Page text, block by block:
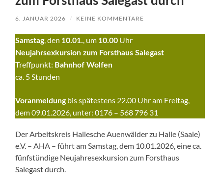
6. JANUAR 2026 / KEINE KOMMENTARE
Samstag, den 10.01. , um 10.00 Uhr
Neujahrsexkursion zum Forsthaus Salegast
Treffpunkt: Bahnhof Wolfen
ca. 5 Stunden
Voranmeldungbis spätestens 22.00 Uhr am Freitag,
dem 09.01.2026, unter: 0176 – 568 796 31
Der Arbeitskreis Hallesche Auenwälder zu Halle (Saale)
e.V. – AHA – führt am Samstag, dem 10.01.2026, eine ca.
fünfstündige Neujahresexkursion zum Forsthaus
Salegast durch.